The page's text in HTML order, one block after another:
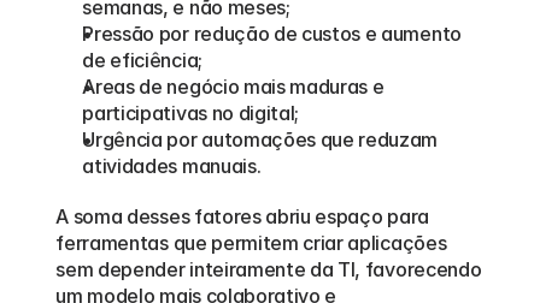
semanas, e não meses;
Pressão por redução de custos e aumento
de eficiência;
Areas de negócio mais maduras e
participativas no digital;
Urgência por automações que reduzam
atividades manuais.
A soma desses fatores abriu espaço para
ferramentas que permitem criar aplicações
sem depender inteiramente da TI, favorecendo
um modelo mais colaborativo e